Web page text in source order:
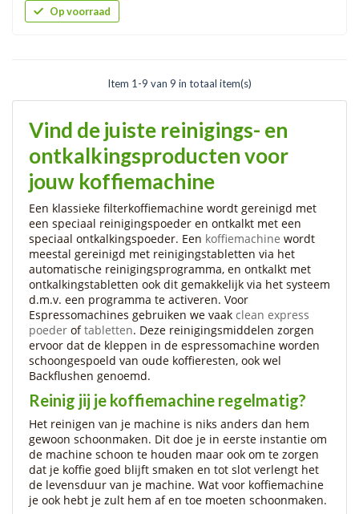
Op voorraad
Item 1-9 van 9 in totaal item(s)
Vind de juiste reinigings- en
ontkalkingsproducten voor
jouw koffiemachine
Een klassieke filterkoffiemachine wordt gereinigd met
een speciaal reinigingspoeder en ontkalkt met een
speciaal ontkalkingspoeder. Een koffiemachine wordt
meestal gereinigd met reinigingstabletten via het
automatische reinigingsprogramma, en ontkalkt met
ontkalkingstabletten ook dit gemakkelijk via het systeem
d.m.v. een programma te activeren. Voor
Espressomachines gebruiken we vaak clean express
poeder oftabletten. Deze reinigingsmiddelen zorgen
ervoor dat de kleppen in de espressomachine worden
schoongespoeld van oude koffieresten, ook wel
Backflushen genoemd.
Reinig jij je koffiemachine regelmatig?
Het reinigen van je machine is niks anders dan hem
gewoon schoonmaken. Dit doe je in eerste instantie om
de machine schoon te houden maar ook om te zorgen
dat je koffie goed blijft smaken en tot slot verlengt het
de levensduur van je machine. Wat voor koffiemachine
je ook hebt je zult hem af en toe moeten schoonmaken.